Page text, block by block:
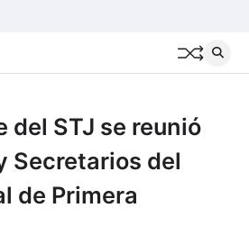
del STJ se reunió
Secretarios del
de Primera